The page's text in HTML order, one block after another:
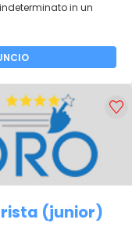
in un
(junior)